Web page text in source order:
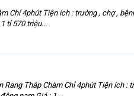
Chỉ 4phút Tiện ích : trường , chợ ,
tỉ 570 triệu...
Tháp Chàm Chỉ 4phút Tiện ích